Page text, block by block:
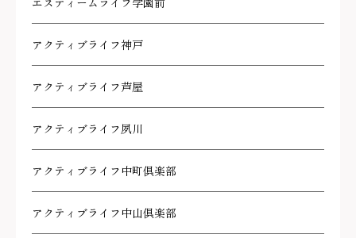
アクティブライフ神戸
アクティブライフ芦屋
アクティブライフ夙川
アクティブライフ中町倶楽部
アクティブライフ中山倶楽部